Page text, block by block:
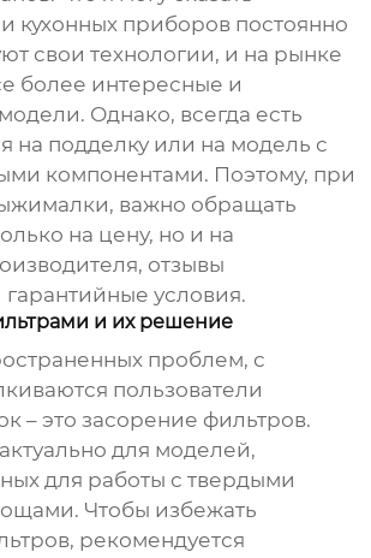
кухонных приборов постоянно
свои технологии, и на рынке
более интересные и
Однако, всегда есть
на подделку или на модель с
компонентами. Поэтому, при
важно обращать
на цену, но и на
отзывы
гарантийные условия.
и их решение
проблем, с
пользователи
– это засорение фильтров.
для моделей,
для работы с твердыми
Чтобы избежать
рекомендуется